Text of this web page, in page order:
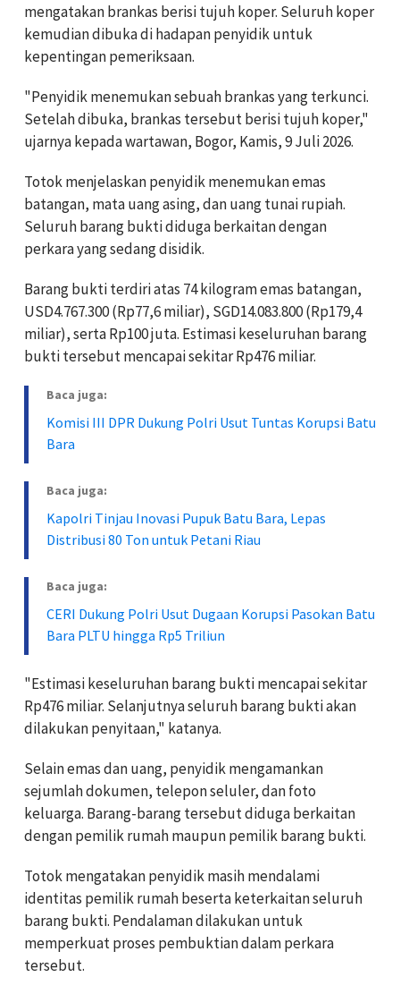
mengatakan brankas berisi tujuh koper. Seluruh koper
kemudian dibuka di hadapan penyidik untuk
kepentingan pemeriksaan.
"Penyidik menemukan sebuah brankas yang terkunci.
Setelah dibuka, brankas tersebut berisi tujuh koper,"
ujarnya kepada wartawan, Bogor, Kamis, 9 Juli 2026.
Totok menjelaskan penyidik menemukan emas
batangan, mata uang asing, dan uang tunai rupiah.
Seluruh barang bukti diduga berkaitan dengan
perkara yang sedang disidik.
Barang bukti terdiri atas 74 kilogram emas batangan,
USD4.767.300 (Rp77,6 miliar), SGD14.083.800 (Rp179,4
miliar), serta Rp100 juta. Estimasi keseluruhan barang
bukti tersebut mencapai sekitar Rp476 miliar.
Baca juga:
Komisi III DPR Dukung Polri Usut Tuntas Korupsi Batu
Bara
Baca juga:
Kapolri Tinjau Inovasi Pupuk Batu Bara, Lepas
Distribusi 80 Ton untuk Petani Riau
Baca juga:
CERI Dukung Polri Usut Dugaan Korupsi Pasokan Batu
Bara PLTU hingga Rp5 Triliun
"Estimasi keseluruhan barang bukti mencapai sekitar
Rp476 miliar. Selanjutnya seluruh barang bukti akan
dilakukan penyitaan," katanya.
Selain emas dan uang, penyidik mengamankan
sejumlah dokumen, telepon seluler, dan foto
keluarga. Barang-barang tersebut diduga berkaitan
dengan pemilik rumah maupun pemilik barang bukti.
Totok mengatakan penyidik masih mendalami
identitas pemilik rumah beserta keterkaitan seluruh
barang bukti. Pendalaman dilakukan untuk
memperkuat proses pembuktian dalam perkara
tersebut.